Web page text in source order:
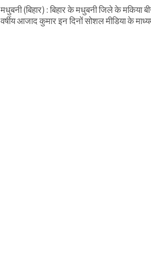
मधुबनी (बिहार) : बिहार के मधुबनी जिले के मकिया
वर्षीय आजाद कुमार इन दिनों सोशल मीडिया के